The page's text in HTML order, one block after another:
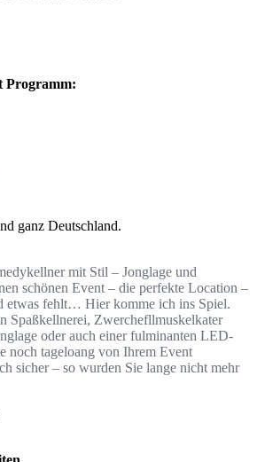
Programm:
ganz Deutschland.
mit Stil – Jonglage und
schönen Event – die perfekte Location –
etwas fehlt… Hier komme ich ins Spiel.
Spaßkellnerei, Zwerchefllmuskelkater
oder auch einer fulminanten LED-
noch tageloang von Ihrem Event
sicher – so wurden Sie lange nicht mehr